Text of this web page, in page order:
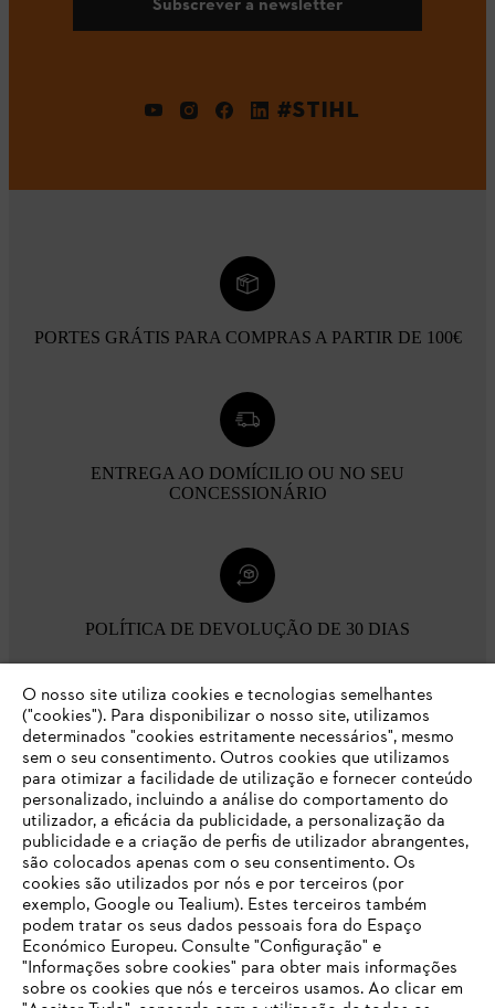
#STIHL
PORTES GRÁTIS PARA COMPRAS A PARTIR DE 100€
ENTREGA AO DOMÍCILIO OU NO SEU
CONCESSIONÁRIO
POLÍTICA DE DEVOLUÇÃO DE 30 DIAS
Opções de pagamento
Empresa
FAQs Loja Online
O SEU NAVEGADOR NÃO SUPORTA
O nosso site utiliza cookies e tecnologias semelhantes
("cookies"). Para disponibilizar o nosso site, utilizamos
determinados "cookies estritamente necessários", mesmo
sem o seu consentimento. Outros cookies que utilizamos
para otimizar a facilidade de utilização e fornecer conteúdo
personalizado, incluindo a análise do comportamento do
utilizador, a eficácia da publicidade, a personalização da
publicidade e a criação de perfis de utilizador abrangentes,
são colocados apenas com o seu consentimento. Os
cookies são utilizados por nós e por terceiros (por
exemplo, Google ou Tealium). Estes terceiros também
podem tratar os seus dados pessoais fora do Espaço
Económico Europeu. Consulte "Configuração" e
"Informações sobre cookies" para obter mais informações
sobre os cookies que nós e terceiros usamos. Ao clicar em